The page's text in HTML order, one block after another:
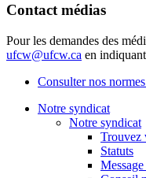
Contact médias
Pour les demandes des
ufcw@ufcw.ca en
Consulter nos
Notre syndicat
Notre syndicat
Trouvez
Statuts